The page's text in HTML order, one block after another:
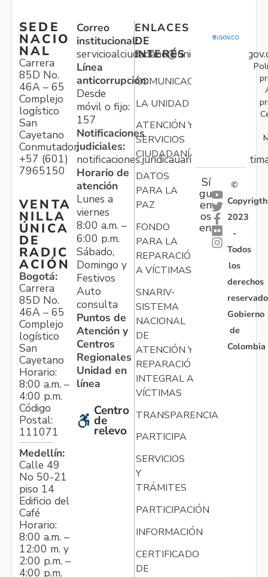
SEDE
NACIO
NAL
Carrera
85D No.
46A – 65
Complejo
logístico
San
Cayetano
Conmutador:
+57 (601)
7965150
VENTA
NILLA
ÚNICA
DE
RADIC
ACIÓN
Bogotá:
Carrera
85D No.
46A – 65
Complejo
logístico
San
Cayetano
Horario:
8:00 a.m. –
4:00 p.m.
Código
Postal:
111071
Medellín:
Calle 49
No 50-21
piso 14
Edificio del
Café
Horario:
8:00 a.m. –
12:00 m. y
2:00 p.m. –
4:00 p.m.
Correo
institucional:
Línea
anticorrupción:
Desde
móvil o fijo:
157
Notificaciones
judiciales:
Horario de
atención
Lunes a
viernes
8:00 a.m. –
6:00 p.m.
Sábado,
Domingo y
Festivos
Auto
consulta
Puntos de
Atención y
Centros
Regionales
Unidad en
línea
Centro
de
relevo
ENLACES
DE
INTERÉS
COMUNICACIONES
LA UNIDAD
ATENCIÓN Y
SERVICIOS
CIUDADANÍA
DATOS
PARA LA
PAZ
FONDO
PARA LA
REPARACIÓN
A VÍCTIMAS
SNARIV-
SISTEMA
NACIONAL
DE
ATENCIÓN Y
REPARACIÓN
INTEGRAL A
VÍCTIMAS
TRANSPARENCIA
PARTICIPA
SERVICIOS
Y
TRÁMITES
PARTICIPACIÓN
INFORMACIÓN
CERTIFICADO
DE
Sí
gu
en
os
en:
©
Copyrigth
2023
-
Todos
los
derechos
Gobierno
de
Colombia